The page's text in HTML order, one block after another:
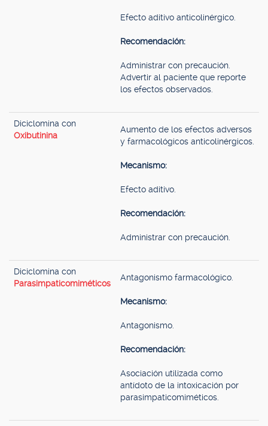
Efecto aditivo anticolinérgico.
Recomendación:
Administrar con precaución.
Advertir al paciente que reporte
los efectos observados.
Diciclomina con
Oxibutinina
Aumento de los efectos adversos
y farmacológicos anticolinérgicos.
Mecanismo:
Efecto aditivo.
Recomendación:
Administrar con precaución.
Diciclomina con
Parasimpaticomiméticos
Antagonismo farmacológico.
Mecanismo:
Antagonismo.
Recomendación:
Asociación utilizada como
antídoto de la intoxicación por
parasimpaticomiméticos.